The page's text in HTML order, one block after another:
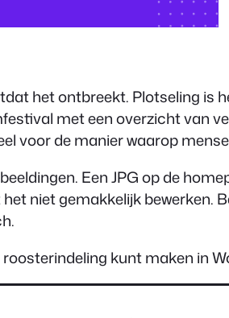
het ontbreekt. Plotseling is
met een overzicht van
voor de manier waarop
Een JPG op de
niet gemakkelijk bewerken.
kunt maken in